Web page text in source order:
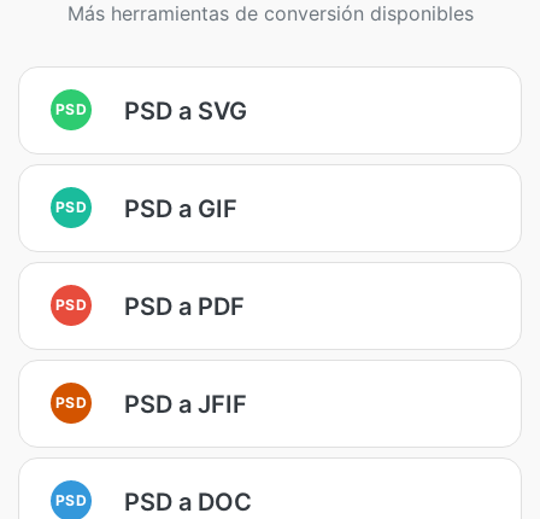
Más herramientas de conversión disponibles
PSD PSD a SVG
PSD PSD a GIF
PSD PSD a PDF
PSD PSD a JFIF
PSD PSD a DOC